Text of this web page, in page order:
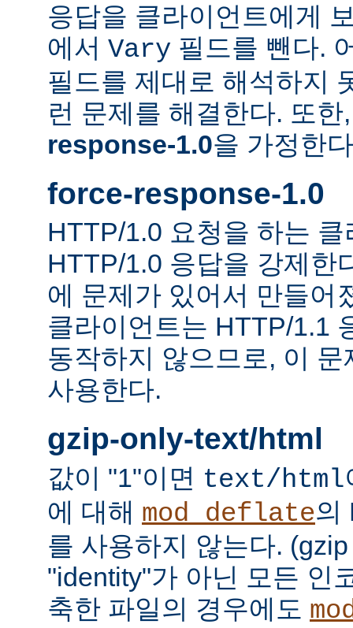
응답을 클라이언트에게
에서 Vary 필드를 뺀다.
필드를 제대로 해석하지
런 문제를 해결한다. 또
response-1.0을 가정한
force-response-1.0
HTTP/1.0 요청을 하는
HTTP/1.0 응답을 강제한
에 문제가 있어서 만들어
클라이언트는 HTTP/1.1
동작하지 않으므로, 이
사용한다.
gzip-only-text/html
값이 "1"이면 text/html
에 대해 mod_deflate의
를 사용하지 않는다.
"identity"가 아닌 모든 인
축한 파일의 경우에도